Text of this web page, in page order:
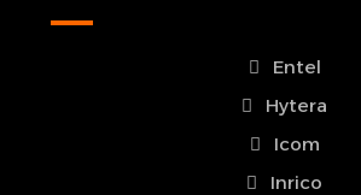
Entel
Hytera
Icom
Inrico